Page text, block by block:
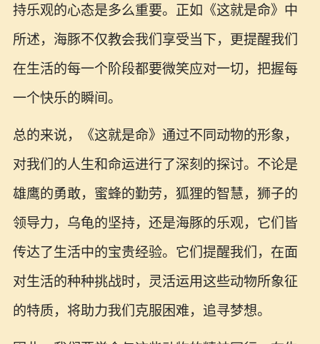
持乐观的心态是多么重要。正如《这就是命》中
所述，海豚不仅教会我们享受当下，更提醒我们
在生活的每一个阶段都要微笑应对一切，把握每
一个快乐的瞬间。
总的来说，《这就是命》通过不同动物的形象，
对我们的人生和命运进行了深刻的探讨。不论是
雄鹰的勇敢，蜜蜂的勤劳，狐狸的智慧，狮子的
领导力，乌龟的坚持，还是海豚的乐观，它们皆
传达了生活中的宝贵经验。它们提醒我们，在面
对生活的种种挑战时，灵活运用这些动物所象征
的特质，将助力我们克服困难，追寻梦想。